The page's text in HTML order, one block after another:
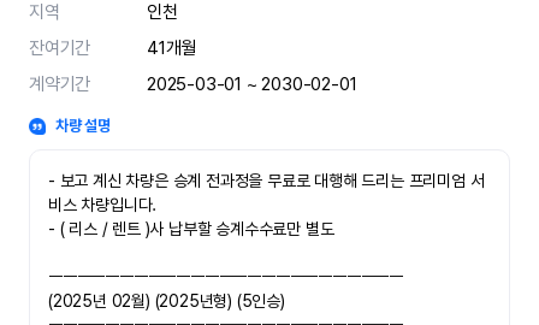
지역
인천
잔여기간
41개월
계약기간
2025-03-01 ~ 2030-02-01
차량 설명
- 보고 계신 차량은 승계 전과정을 무료로 대행해 드리는 프리미엄 서
비스 차량입니다.
- ( 리스 / 렌트 )사 납부할 승계수수료만 별도
ㅡㅡㅡㅡㅡㅡㅡㅡㅡㅡㅡㅡㅡㅡㅡㅡㅡㅡㅡㅡㅡㅡㅡㅡㅡ
(2025년 02월) (2025년형) (5인승)